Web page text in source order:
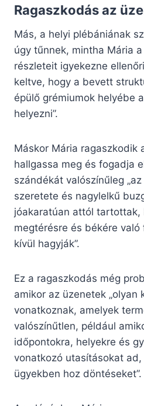
Ragaszkodás az
Más, a helyi plébániának
úgy tűnnek, mintha Mária
részleteit igyekezne
keltve, hogy a bevett
épülő grémiumok helyébe
helyezni”.
Máskor Mária ragaszkodik
hallgassa meg és fogadja
szándékát valószínűleg
szeretete és nagylelkű
jóakaratúan attól tartottak,
megtérésre és békére
kívül hagyják”.
Ez a ragaszkodás még
amikor az üzenetek „olyan
vonatkoznak, amelyek
valószínűtlen, például
időpontokra, helyekre és
vonatkozó utasításokat
ügyekben hoz döntéseket”.